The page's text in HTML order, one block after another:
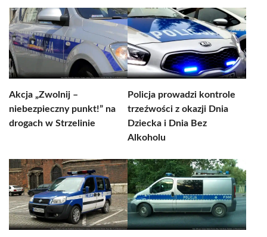
Akcja „Zwolnij –
niebezpieczny punkt!” na
drogach w Strzelinie
Policja prowadzi kontrole
trzeźwości z okazji Dnia
Dziecka i Dnia Bez
Alkoholu